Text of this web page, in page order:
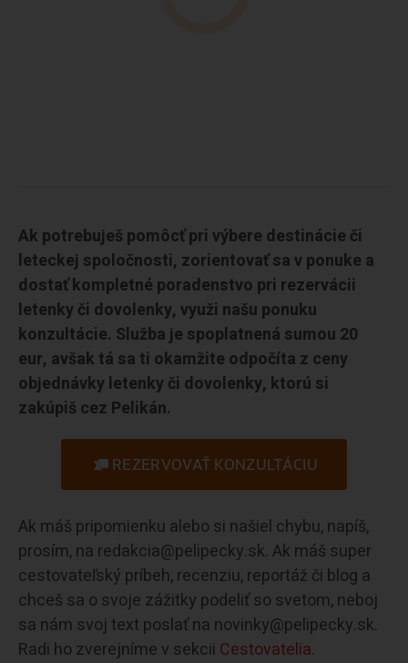
Ak potrebuješ pomôcť pri výbere destinácie či
leteckej spoločnosti, zorientovať sa v ponuke a
dostať kompletné poradenstvo pri rezervácii
letenky či dovolenky, využi našu ponuku
konzultácie. Služba je spoplatnená sumou 20
eur, avšak tá sa ti okamžite odpočíta z ceny
objednávky letenky či dovolenky, ktorú si
zakúpiš cez Pelikán.
REZERVOVAŤ KONZULTÁCIU
Ak máš pripomienku alebo si našiel chybu, napíš,
prosím, na redakcia@pelipecky.sk. Ak máš super
cestovateľský príbeh, recenziu, reportáž či blog a
chceš sa o svoje zážitky podeliť so svetom, neboj
sa nám svoj text poslať na novinky@pelipecky.sk.
Radi ho zverejníme v sekcii Cestovatelia.